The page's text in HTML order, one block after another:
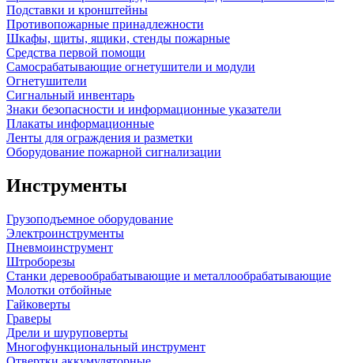
Подставки и кронштейны
Противопожарные принадлежности
Шкафы, щиты, ящики, стенды пожарные
Средства первой помощи
Самосрабатывающие огнетушители и модули
Огнетушители
Сигнальный инвентарь
Знаки безопасности и информационные указатели
Плакаты информационные
Ленты для ограждения и разметки
Оборудование пожарной сигнализации
Инструменты
Грузоподъемное оборудование
Электроинструменты
Пневмоинструмент
Штроборезы
Станки деревообрабатывающие и металлообрабатывающие
Молотки отбойные
Гайковерты
Граверы
Дрели и шуруповерты
Многофункциональный инструмент